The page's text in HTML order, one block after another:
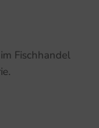
Fischhandel